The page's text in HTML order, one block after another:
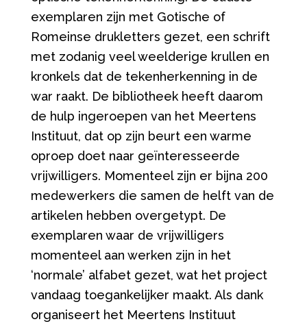
exemplaren zijn met Gotische of
Romeinse drukletters gezet, een schrift
met zodanig veel weelderige krullen en
kronkels dat de tekenherkenning in de
war raakt. De bibliotheek heeft daarom
de hulp ingeroepen van het Meertens
Instituut, dat op zijn beurt een warme
oproep doet naar geïnteresseerde
vrijwilligers. Momenteel zijn er bijna 200
medewerkers die samen de helft van de
artikelen hebben overgetypt. De
exemplaren waar de vrijwilligers
momenteel aan werken zijn in het
‘normale’ alfabet gezet, wat het project
vandaag toegankelijker maakt. Als dank
organiseert het Meertens Instituut